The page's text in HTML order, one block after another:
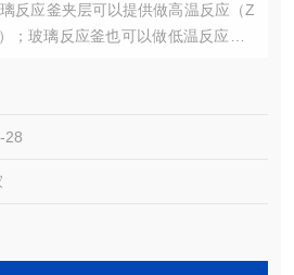
反应釜夹层可以提供做高温反应（Z
玻璃反应釜也可以做低温反应（Z
设计使试验更加的安全，更加的方
28